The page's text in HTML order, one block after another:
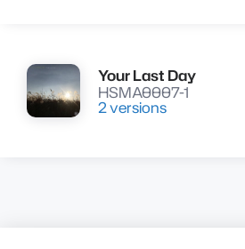
Lire
Your Last Day
HSMA0007-1
2 versions